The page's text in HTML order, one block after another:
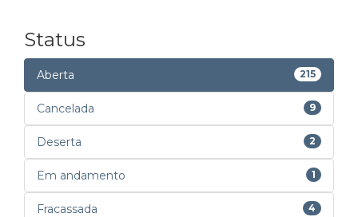
Status
Aberta 215
Cancelada 9
Deserta 2
Em andamento 1
Fracassada 4